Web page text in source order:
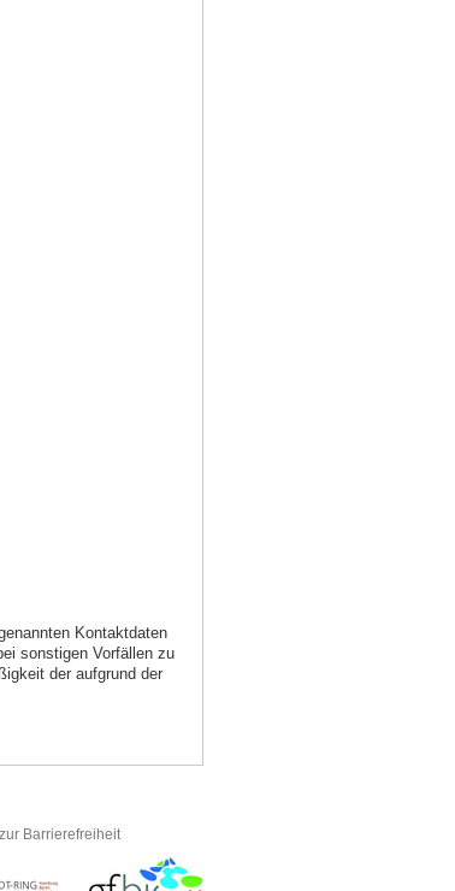
Kontaktdaten
sonstigen Vorfällen zu
der aufgrund der
Barrierefreiheit